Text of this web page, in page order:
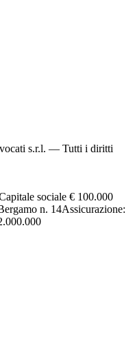
s.r.l. — Tutti i diritti
sociale € 100.000
n. 14Assicurazione: